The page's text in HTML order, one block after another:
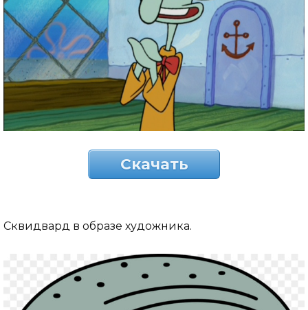
Скачать
Сквидвард в образе художника.